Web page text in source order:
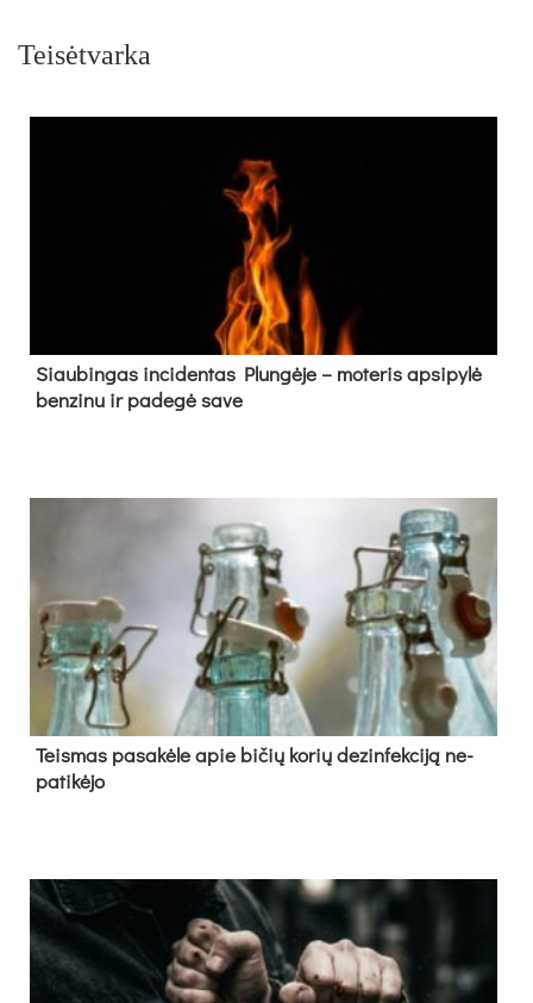
Teisėtvarka
Siau­bin­gas in­ci­den­tas Plun­gė­je – mo­te­ris ap­si­py­lė
ben­zi­nu ir pa­de­gė sa­ve
Teis­mas pa­sa­kė­le apie bi­čių ko­rių de­zin­fek­ci­ją ne­
pa­ti­kė­jo